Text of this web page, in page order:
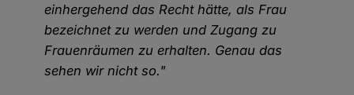
einhergehend das Recht hätte, als Frau
bezeichnet zu werden und Zugang zu
Frauenräumen zu erhalten. Genau das
sehen wir nicht so."